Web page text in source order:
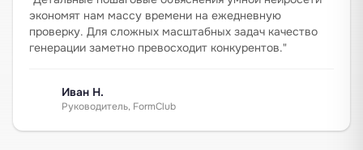
экономят нам массу времени на ежедневную
проверку. Для сложных масштабных задач качество
генерации заметно превосходит конкурентов."
Иван Н.
Руководитель, FormClub